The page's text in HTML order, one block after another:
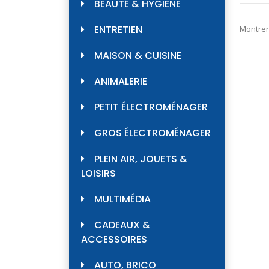
BEAUTÉ & HYGIÈNE
ENTRETIEN
MAISON & CUISINE
ANIMALERIE
PETIT ÉLECTROMÉNAGER
GROS ÉLECTROMÉNAGER
PLEIN AIR, JOUETS &
LOISIRS
MULTIMÉDIA
CADEAUX &
ACCESSOIRES
AUTO, BRICO